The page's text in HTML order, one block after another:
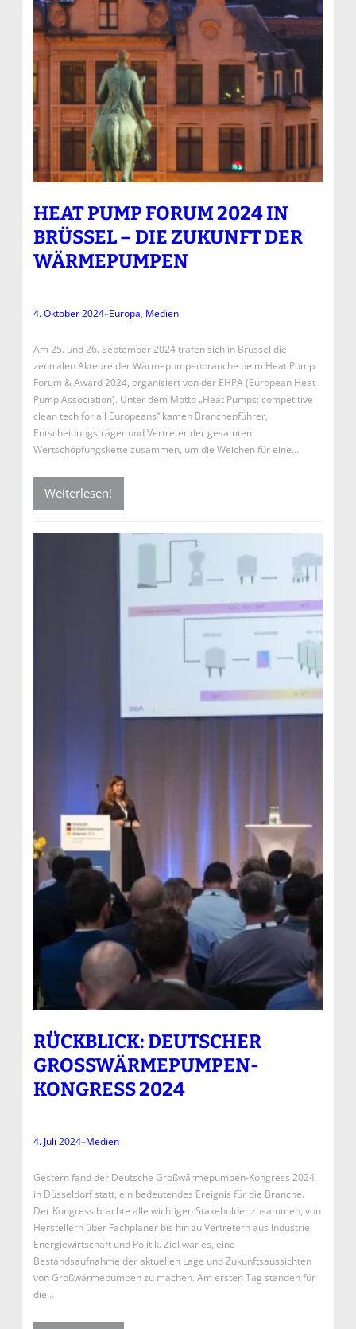
HEAT PUMP FORUM 2024 IN
BRÜSSEL – DIE ZUKUNFT DER
WÄRMEPUMPEN
4. Oktober 2024–Europa, Medien
Am 25. und 26. September 2024 trafen sich in Brüssel die
zentralen Akteure der Wärmepumpenbranche beim Heat Pump
Forum & Award 2024, organisiert von der EHPA (European Heat
Pump Association). Unter dem Motto „Heat Pumps: competitive
clean tech for all Europeans“ kamen Branchenführer,
Entscheidungsträger und Vertreter der gesamten
Wertschöpfungskette zusammen, um die Weichen für eine…
Weiterlesen!
RÜCKBLICK: DEUTSCHER
GROSSWÄRMEPUMPEN-K
ONGRESS 2024
4. Juli 2024–Medien
Gestern fand der Deutsche Großwärmepumpen-Kongress 2024
in Düsseldorf statt, ein bedeutendes Ereignis für die Branche.
Der Kongress brachte alle wichtigen Stakeholder zusammen, von
Herstellern über Fachplaner bis hin zu Vertretern aus Industrie,
Energiewirtschaft und Politik. Ziel war es, eine
Bestandsaufnahme der aktuellen Lage und Zukunftsaussichten
von Großwärmepumpen zu machen. Am ersten Tag standen für
die…